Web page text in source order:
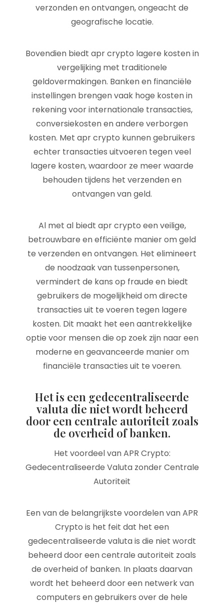
verzonden en ontvangen, ongeacht de
geografische locatie.
Bovendien biedt apr crypto lagere kosten in
vergelijking met traditionele
geldovermakingen. Banken en financiële
instellingen brengen vaak hoge kosten in
rekening voor internationale transacties,
conversiekosten en andere verborgen
kosten. Met apr crypto kunnen gebruikers
echter transacties uitvoeren tegen veel
lagere kosten, waardoor ze meer waarde
behouden tijdens het verzenden en
ontvangen van geld.
Al met al biedt apr crypto een veilige,
betrouwbare en efficiënte manier om geld
te verzenden en ontvangen. Het elimineert
de noodzaak van tussenpersonen,
vermindert de kans op fraude en biedt
gebruikers de mogelijkheid om directe
transacties uit te voeren tegen lagere
kosten. Dit maakt het een aantrekkelijke
optie voor mensen die op zoek zijn naar een
moderne en geavanceerde manier om
financiële transacties uit te voeren.
Het is een gedecentraliseerde
valuta die niet wordt beheerd
door een centrale autoriteit zoals
de overheid of banken.
Het voordeel van APR Crypto:
Gedecentraliseerde Valuta zonder Centrale
Autoriteit
Een van de belangrijkste voordelen van APR
Crypto is het feit dat het een
gedecentraliseerde valuta is die niet wordt
beheerd door een centrale autoriteit zoals
de overheid of banken. In plaats daarvan
wordt het beheerd door een netwerk van
computers en gebruikers over de hele